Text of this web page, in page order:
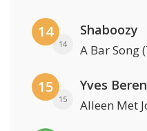
14
14
Shaboozy
A Bar Song
15
15
Yves
Alleen Met